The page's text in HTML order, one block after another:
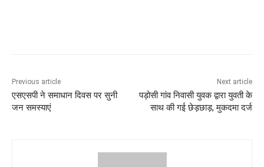
Previous article
एसएसपी ने समाधान दिवस पर सुनी
जन समस्याएं
Next article
पड़ोसी गांव निवासी युवक द्वारा युवती के
साथ की गई छेड़छाड़, मुकदमा दर्ज